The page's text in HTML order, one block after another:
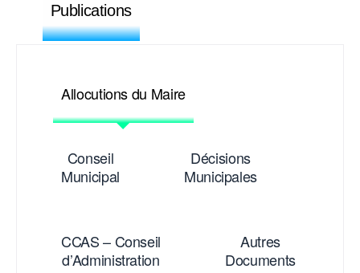
Publications
Allocutions du Maire
Conseil
Municipal
Décisions
Municipales
CCAS – Conseil
d’Administration
Autres
Documents